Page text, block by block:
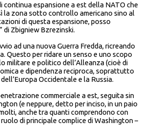
continua espansione a est della NATO che
la zona sotto controllo americano sino al
di questa espansione, posso
di Zbigniew Bzrezinski.
ad una nuova Guerra Fredda, ricreando
Questo per ridare un senso e uno scopo
e politico dell’Alleanza (cioè di
e dipendenza reciproca, soprattutto
Occidentale e la Russia.
commerciale a est, seguita sin
(e neppure, detto per inciso, in un paio
anche tra quanti comprendono con
di principale complice di Washington –